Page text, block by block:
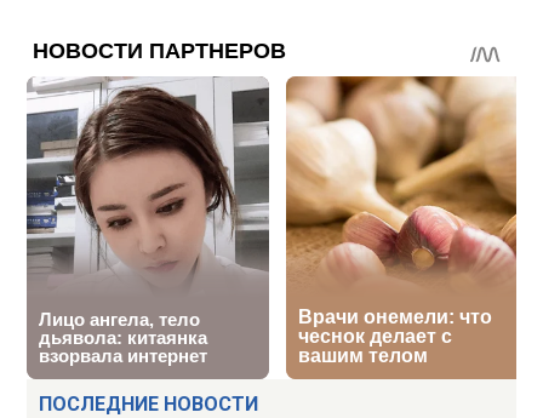
ПОСЛЕДНИЕ НОВОСТИ